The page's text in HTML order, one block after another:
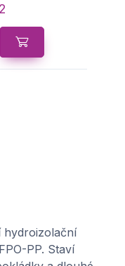
hydroizolační
PP. Staví